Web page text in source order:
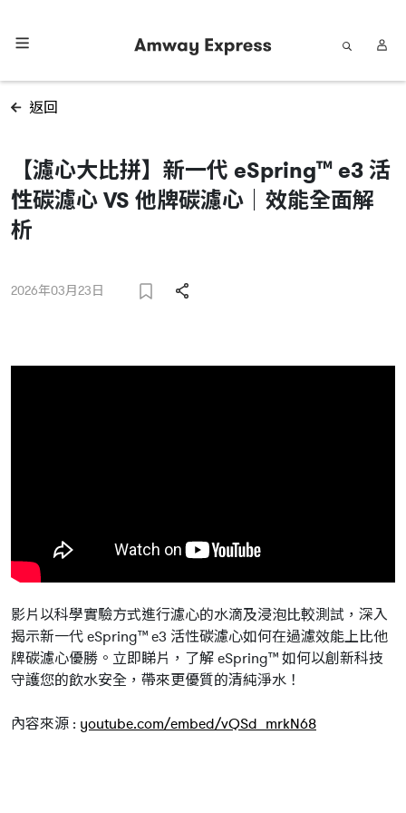
返回
【濾心大比拼】新一代 eSpring™ e3 活
性碳濾心 VS 他牌碳濾心｜效能全面解
析
2026年03月23日
影片以科學實驗方式進行濾心的水滴及浸泡比較測試，深入
揭示新一代 eSpring™ e3 活性碳濾心如何在過濾效能上比他
牌碳濾心優勝。立即睇片，了解 eSpring™ 如何以創新科技
守護您的飲水安全，帶來更優質的清純淨水！
內容來源 : youtube.com/embed/vQSd_mrkN68